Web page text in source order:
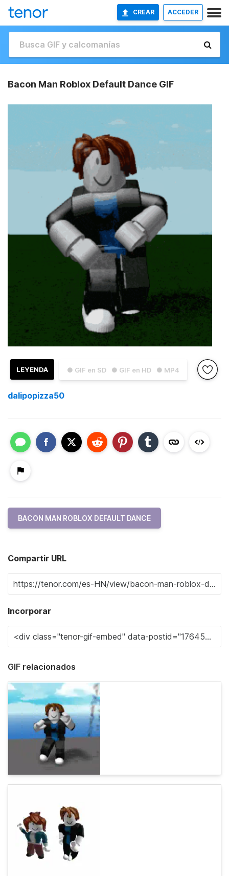
CREAR ACCEDER
Bacon Man Roblox Default Dance GIF
● GIF en SD ● GIF en HD ● MP4
LEYENDA
dalipopizza50
BACON MAN ROBLOX DEFAULT DANCE
Compartir URL
Incorporar
GIF relacionados